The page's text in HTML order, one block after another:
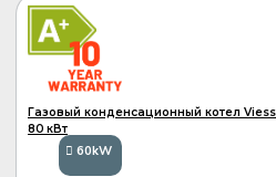
60kW
A+
Газовый конденсационный котел
80 кВт